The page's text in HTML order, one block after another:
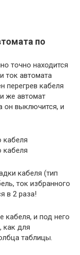
по
точно находится
ток автомата
перегрев кабеля
же автомат
он выключится, и
кабеля
кабеля
кабеля (тип
ток избранного
в 2 раза!
кабеля, и под него
как для
таблицы.